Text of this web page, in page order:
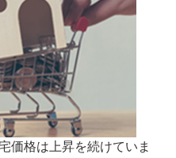
価格は上昇を続けていま